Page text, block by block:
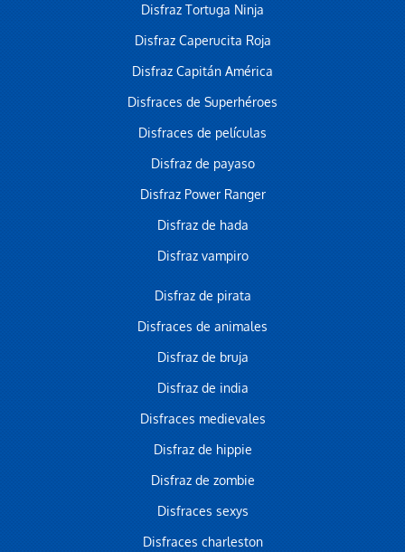
Disfraz Tortuga Ninja
Disfraz Caperucita Roja
Disfraz Capitán América
Disfraces de Superhéroes
Disfraces de películas
Disfraz de payaso
Disfraz Power Ranger
Disfraz de hada
Disfraz vampiro
Disfraz de pirata
Disfraces de animales
Disfraz de bruja
Disfraz de india
Disfraces medievales
Disfraz de hippie
Disfraz de zombie
Disfraces sexys
Disfraces charleston